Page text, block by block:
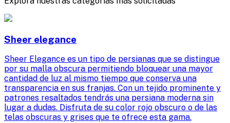
Sheer elegance
Sheer Elegance es un tipo de persianas que se distingue
por su malla obscura permitiendo bloquear una mayor
cantidad de luz al mismo tiempo que conserva una
transparencia en sus franjas. Con un tejido prominente y
patrones resaltados tendrás una persiana moderna sin
lugar a dudas. Disfruta de su color rojo obscuro o de las
telas obscuras y grises que te ofrece esta gama.